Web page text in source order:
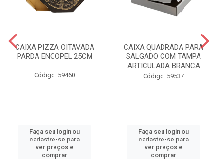
CAIXA PIZZA OITAVADA
PARDA ENCOPEL 25CM
Código: 59460
Faça seu login ou
cadastre-se para
ver preços e
comprar
CAIXA QUADRADA PARA
SALGADO COM TAMPA
ARTICULADA BRANCA
Código: 59537
Faça seu login ou
cadastre-se para
ver preços e
comprar